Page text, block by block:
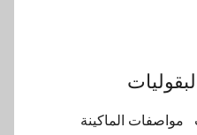
مواصفات الماكينة